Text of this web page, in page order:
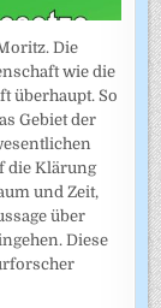
Die
wie die
überhaupt. So
Gebiet der
die Klärung
und Zeit,
über
Diese